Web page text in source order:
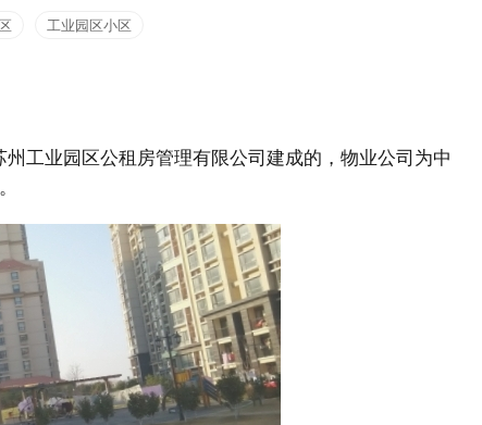
工业园区小区
工业园区公租房管理有限公司建成的，物业公司为中